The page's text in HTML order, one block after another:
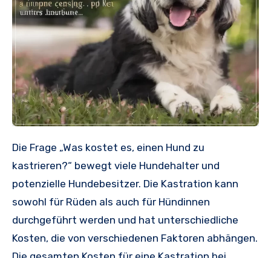
Die Frage „Was kostet es, einen Hund zu
kastrieren?“ bewegt viele Hundehalter und
potenzielle Hundebesitzer. Die Kastration kann
sowohl für Rüden als auch für Hündinnen
durchgeführt werden und hat unterschiedliche
Kosten, die von verschiedenen Faktoren abhängen.